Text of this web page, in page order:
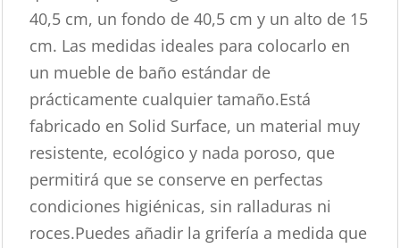
40,5 cm, un fondo de 40,5 cm y un alto de 15
cm. Las medidas ideales para colocarlo en
un mueble de baño estándar de
prácticamente cualquier tamaño.Está
fabricado en Solid Surface, un material muy
resistente, ecológico y nada poroso, que
permitirá que se conserve en perfectas
condiciones higiénicas, sin ralladuras ni
roces.Puedes añadir la grifería a medida que